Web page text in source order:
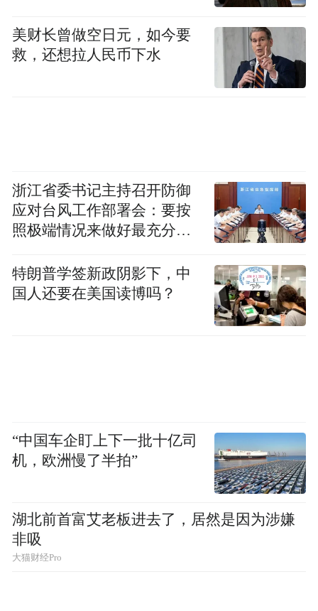
Notice: The content above (including the videos,
pictures and audios if any) is uploaded and posted
by the user of Dafeng Hao, which is a social media
platform and merely provides information storage
美财长曾做空日元，如今要
救，还想拉人民币下水
浙江省委书记主持召开防御
应对台风工作部署会：要按
照极端情况来做好最充分的
特朗普学签新政阴影下，中
国人还要在美国读博吗？
“中国车企盯上下一批十亿司
机，欧洲慢了半拍”
湖北前首富艾老板进去了，居然是因为涉嫌
非吸
大猫财经Pro